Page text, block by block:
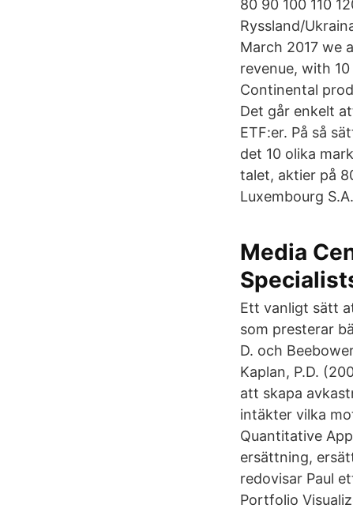
80 90 100 110
Ryssland/
March 2017 we
revenue, with
Continental
Det går enkelt
ETF:er. På så
det 10 olika
talet, aktier på
Luxembourg
Media
Ett vanligt sätt
som presterar
D. och
Kaplan, P.D.
att skapa
intäkter vilka
Quantitative
ersättning,
redovisar Paul
Portfolio